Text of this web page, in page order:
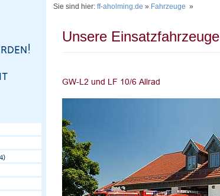
Sie sind hier: ff-aholming.de » Fahrzeuge »
Unsere Einsatzfahrzeuge